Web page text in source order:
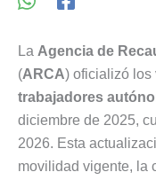
La Agencia de
(ARCA) oficializó los
trabajadores
diciembre de 2025,
2026. Esta
movilidad vigente, la